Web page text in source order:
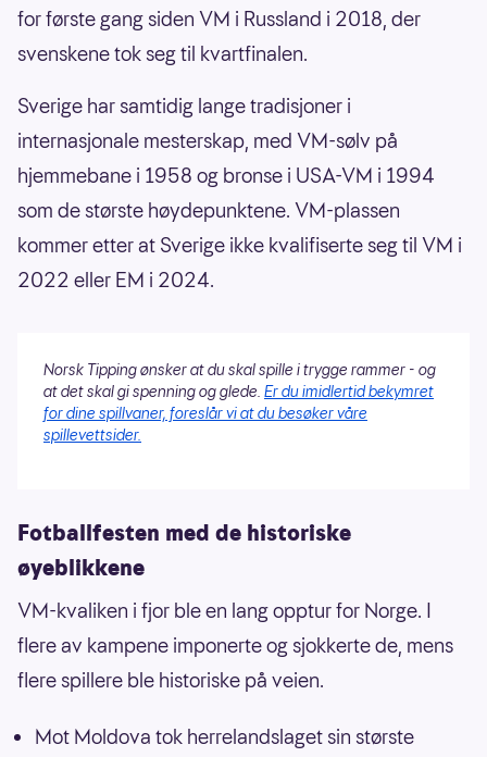
for første gang siden VM i Russland i 2018, der
svenskene tok seg til kvartfinalen.
Sverige har samtidig lange tradisjoner i
internasjonale mesterskap, med VM-sølv på
hjemmebane i 1958 og bronse i USA-VM i 1994
som de største høydepunktene. VM-plassen
kommer etter at Sverige ikke kvalifiserte seg til VM i
2022 eller EM i 2024.
Norsk Tipping ønsker at du skal spille i trygge rammer - og
at det skal gi spenning og glede. Er du imidlertid bekymret
for dine spillvaner, foreslår vi at du besøker våre
spillevettsider.
Fotballfesten med de historiske
øyeblikkene
VM-kvaliken i fjor ble en lang opptur for Norge. I
flere av kampene imponerte og sjokkerte de, mens
flere spillere ble historiske på veien.
Mot Moldova tok herrelandslaget sin største